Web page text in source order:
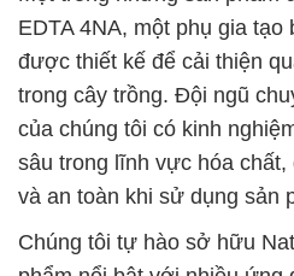
sâu trong lĩnh vực hóa chất,
và an toàn khi sử dụng sản
Chúng tôi tự hào sở hữu
phẩm nổi bật với nhiều ứng
công nghiệp khác nhau.
và hỗ trợ khách hàng, giải
cung cấp hướng dẫn sử
bảo khách hàng có thể tận